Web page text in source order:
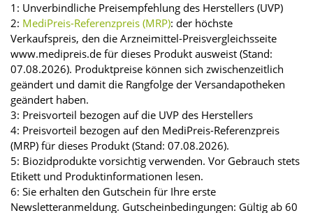
1: Unverbindliche Preisempfehlung des Herstellers (UVP)
2: MediPreis-Referenzpreis (MRP): der höchste
Verkaufspreis, den die Arzneimittel-Preisvergleichsseite
www.medipreis.de für dieses Produkt ausweist (Stand:
07.08.2026). Produktpreise können sich zwischenzeitlich
geändert und damit die Rangfolge der Versandapotheken
geändert haben.
3: Preisvorteil bezogen auf die UVP des Herstellers
4: Preisvorteil bezogen auf den MediPreis-Referenzpreis
(MRP) für dieses Produkt (Stand: 07.08.2026).
5: Biozidprodukte vorsichtig verwenden. Vor Gebrauch stets
Etikett und Produktinformationen lesen.
6: Sie erhalten den Gutschein für Ihre erste
Newsletteranmeldung. Gutscheinbedingungen: Gültig ab 60